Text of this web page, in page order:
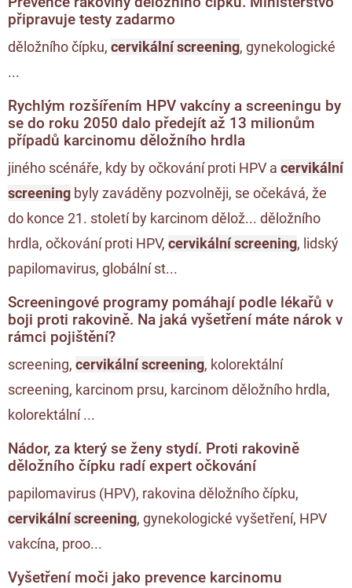
připravuje testy zadarmo
děložního čípku, cervikální screening, gynekologické
...
Rychlým rozšířením HPV vakcíny a screeningu by
se do roku 2050 dalo předejít až 13 milionům
případů karcinomu děložního hrdla
jiného scénáře, kdy by očkování proti HPV a cervikální
screening byly zaváděny pozvolněji, se očekává, že
do konce 21. století by karcinom dělož... děložního
hrdla, očkování proti HPV, cervikální screening, lidský
papilomavirus, globální st...
Screeningové programy pomáhají podle lékařů v
boji proti rakovině. Na jaká vyšetření máte nárok v
rámci pojištění?
screening, cervikální screening, kolorektální
screening, karcinom prsu, karcinom děložního hrdla,
kolorektální ...
Nádor, za který se ženy stydí. Proti rakovině
děložního čípku radí expert očkování
papilomavirus (HPV), rakovina děložního čípku,
cervikální screening, gynekologické vyšetření, HPV
vakcína, proo...
Vyšetření moči jako prevence karcinomu